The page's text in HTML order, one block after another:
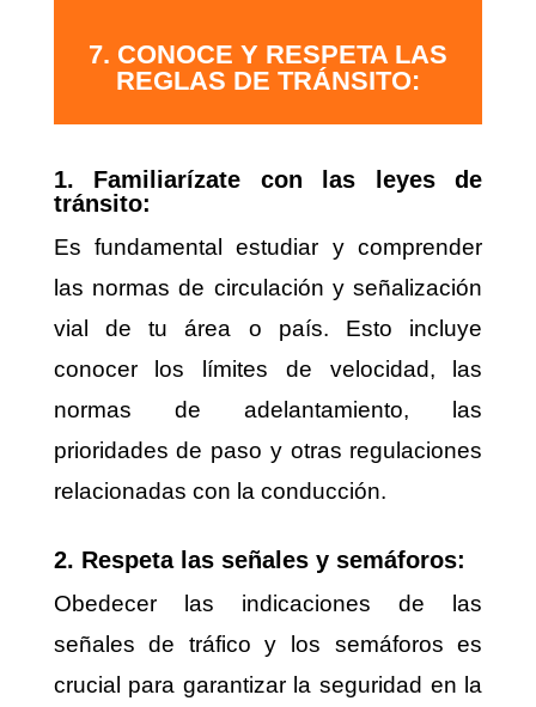
7. CONOCE Y RESPETA LAS
REGLAS DE TRÁNSITO:
1. Familiarízate con las leyes de
tránsito:
Es fundamental estudiar y comprender
las normas de circulación y señalización
vial de tu área o país. Esto incluye
conocer los límites de velocidad, las
normas de adelantamiento, las
prioridades de paso y otras regulaciones
relacionadas con la conducción.
2. Respeta las señales y semáforos:
Obedecer las indicaciones de las
señales de tráfico y los semáforos es
crucial para garantizar la seguridad en la